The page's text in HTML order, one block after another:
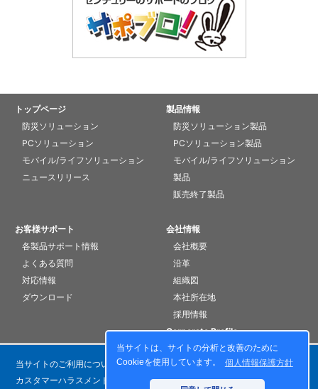
当サイトは、サイトの分析と改善のために
Cookieを使用しています。
個人情報保護方針
トップページ
防災ソリューション
PCソリューション
モバイル/ライフソリューション
ニュースリリース
製品情報
防災ソリューション製品
PCソリューション製品
モバイル/ライフソリューション
製品
販売終了製品
お客様サポート
各製品サポート情報
よくある質問
対応情報
ダウンロード
会社情報
会社概要
沿革
組織図
本社所在地
採用情報
Corporate Profile
当サイトのご利用について
個人情報保護方針
カスタマーハラスメントに対する基本方針
お問い合わせ